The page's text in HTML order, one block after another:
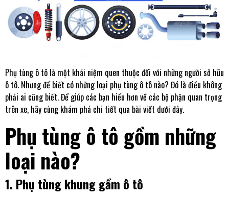
Phụ tùng ô tô là một khái niệm quen thuộc đối với những người sở hữu
ô tô. Nhưng để biết có những loại phụ tùng ô tô nào? Đó là điều không
phải ai cũng biết. Để giúp các bạn hiểu hơn về các bộ phận quan trọng
trên xe, hãy cùng khám phá chi tiết qua bài viết dưới đây.
Phụ tùng ô tô gồm những
loại nào?
1. Phụ tùng khung gầm ô tô